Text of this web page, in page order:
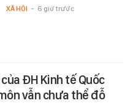
XÃ HỘI - 6 giờ trước
ĐH Kinh tế Quốc
vẫn chưa thể đỗ